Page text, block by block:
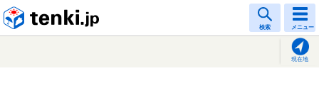
検索 メニュー
現在地